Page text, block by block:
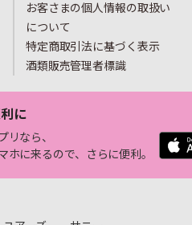
お客さまの個人情報の取扱い
について
特定商取引法に基づく表示
酒類販売管理者標識
に
リなら、
ホに来るので、さらに便利。